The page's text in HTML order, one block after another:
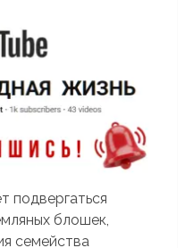
подвергаться
блошек,
семейства